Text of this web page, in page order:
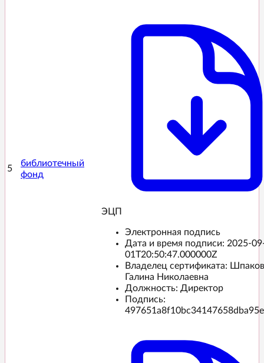
5
библиотечный
фонд
ЭЦП️
Электронная подпись
Дата и время подписи: 2025-
01T20:50:47.000000Z
Владелец сертификата:
Галина Николаевна
Должность: Директор
Подпись: